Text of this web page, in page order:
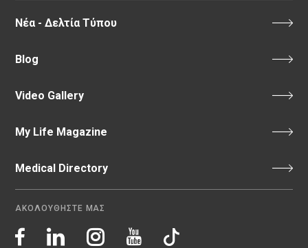
Νέα - Δελτία Τύπου
Blog
Video Gallery
My Life Magazine
Medical Directory
ΑΚΟΛΟΥΘΗΣΤΕ ΜΑΣ